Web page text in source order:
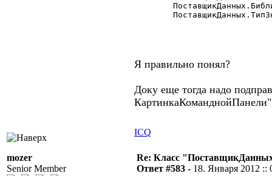
Я правильно понял?
Доку еще тогда надо
ICQ
mozer
Senior Member
Re: Класс
Ответ #583 - 18. Января 2012 ::